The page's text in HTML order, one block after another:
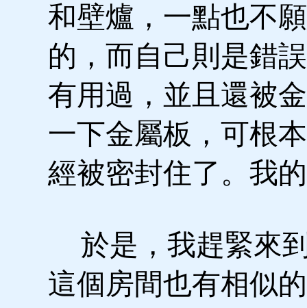
和壁爐，一點也不
的，而自己則是錯
有用過，並且還被
一下金屬板，可根
經被密封住了。我
於是，我趕緊來
這個房間也有相似